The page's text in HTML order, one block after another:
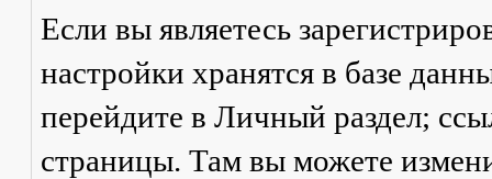
Если вы являетесь
настройки хранятся в базе
перейдите в Личный раздел;
страницы. Там вы можете